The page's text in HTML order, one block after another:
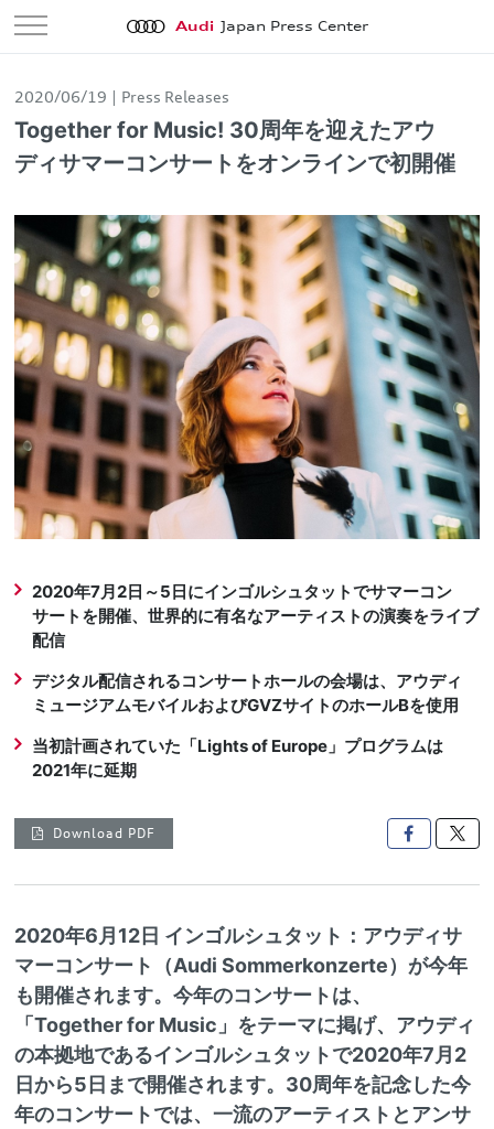
Audi Japan Press Center
2020/06/19 Press Releases
Together for Music! 30周年を迎えたアウ
ディサマーコンサートをオンラインで初開催
2020年7月2日～5日にインゴルシュタットでサマーコン
サートを開催、世界的に有名なアーティストの演奏をライブ
配信
デジタル配信されるコンサートホールの会場は、アウディ
ミュージアムモバイルおよびGVZサイトのホールBを使用
当初計画されていた「Lights of Europe」プログラムは
2021年に延期
Download PDF 
2020年6月12日 インゴルシュタット：アウディサ
マーコンサート（Audi Sommerkonzerte）が今年
も開催されます。今年のコンサートは、
「Together for Music」をテーマに掲げ、アウディ
の本拠地であるインゴルシュタットで2020年7月2
日から5日まで開催されます。30周年を記念した今
年のコンサートでは、一流のアーティストとアンサ